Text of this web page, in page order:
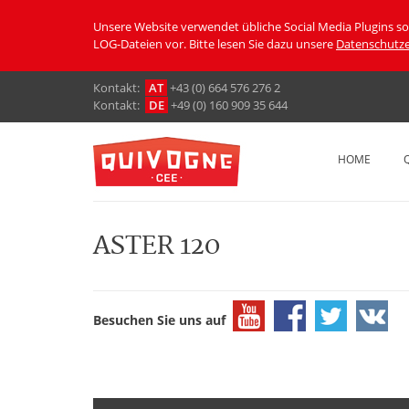
Unsere Website verwendet übliche Social Media
LOG-Dateien vor. Bitte lesen Sie dazu unsere
Кontakt: AT +43 (0) 664 576 276 2
Кontakt:
DE +49 (0) 160 909 35 644
HOME
ASTER 120
Besuchen Sie uns auf